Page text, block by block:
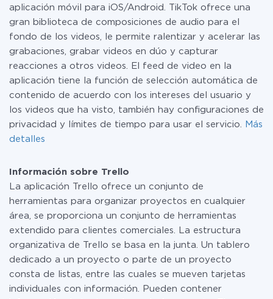
aplicación móvil para iOS/Android. TikTok ofrece una
gran biblioteca de composiciones de audio para el
fondo de los videos, le permite ralentizar y acelerar las
grabaciones, grabar videos en dúo y capturar
reacciones a otros videos. El feed de video en la
aplicación tiene la función de selección automática de
contenido de acuerdo con los intereses del usuario y
los videos que ha visto, también hay configuraciones de
privacidad y límites de tiempo para usar el servicio.
Más
detalles
Información sobre Trello
La aplicación Trello ofrece un conjunto de
herramientas para organizar proyectos en cualquier
área, se proporciona un conjunto de herramientas
extendido para clientes comerciales. La estructura
organizativa de Trello se basa en la junta. Un tablero
dedicado a un proyecto o parte de un proyecto
consta de listas, entre las cuales se mueven tarjetas
individuales con información. Pueden contener